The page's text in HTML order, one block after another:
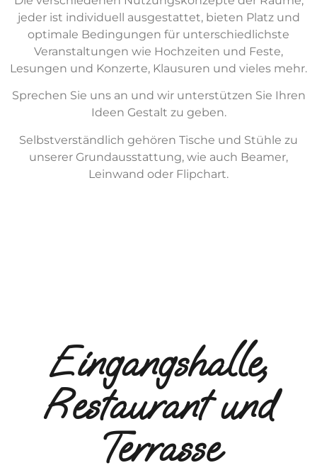
jeder ist individuell ausgestattet, bieten Platz und
optimale Bedingungen für unterschiedlichste
Veranstaltungen wie Hochzeiten und Feste,
Lesungen und Konzerte, Klausuren und vieles mehr.
Sprechen Sie uns an und wir unterstützen Sie Ihren
Ideen Gestalt zu geben.
Selbstverständlich gehören Tische und Stühle zu
unserer Grundausstattung, wie auch Beamer,
Leinwand oder Flipchart.
Eingangshalle,
Restaurant und
Terrasse